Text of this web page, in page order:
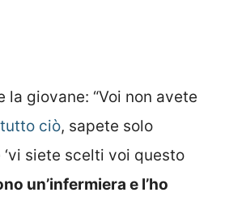
la giovane: “Voi non avete
tutto ciò, sapete solo
siete scelti voi questo
un’infermiera e l’ho